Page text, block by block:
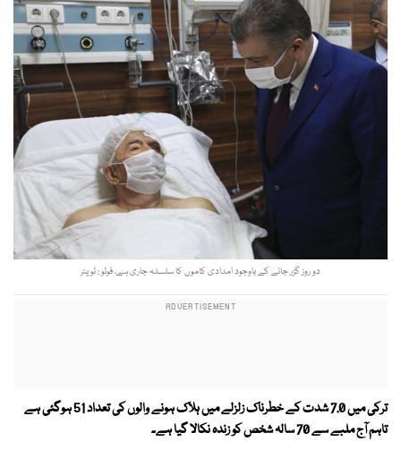
دو روز گزر جانے کے باوجود امدادی کاموں کا سلسلہ جاری ہے، فوٹو : ٹویٹر
ترکی میں 7.0 شدت کے خطرناک زلزلے میں ہلاک ہونے والوں کی تعداد 51 ہوگئی ہے
تاہم آج ملبے سے 70 سالہ شخص کو زندہ نکالا گیا ہے۔